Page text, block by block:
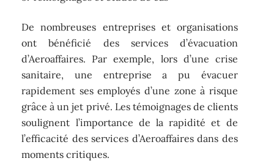
De nombreuses entreprises et organisations
ont bénéficié des services d’évacuation
d’Aeroaffaires. Par exemple, lors d’une crise
sanitaire, une entreprise a pu évacuer
rapidement ses employés d’une zone à risque
grâce à un jet privé. Les témoignages de clients
soulignent l’importance de la rapidité et de
l’efficacité des services d’Aeroaffaires dans des
moments critiques.